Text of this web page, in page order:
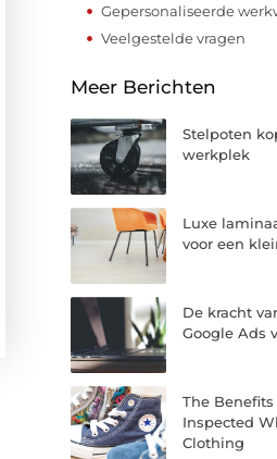
Gepersonaliseerde
Veelgestelde vragen
Meer Berichten
Stelpoten
werkplek
Luxe
voor een
De kracht
Google Ads
The
Inspected
Clothing